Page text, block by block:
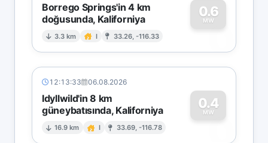
Borrego Springs'in 4 km
doğusunda, Kaliforniya
3.3 km I 33.26, -116.33
0.6
MW
0
12:13:33 06.08.2026
Idyllwild'in 8 km
güneybatısında, Kaliforniya
16.9 km I 33.69, -116.78
0.4
MW
0